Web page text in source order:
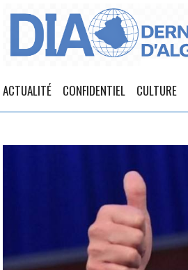
ACTUALITÉ CONFIDENTIEL CULTURE